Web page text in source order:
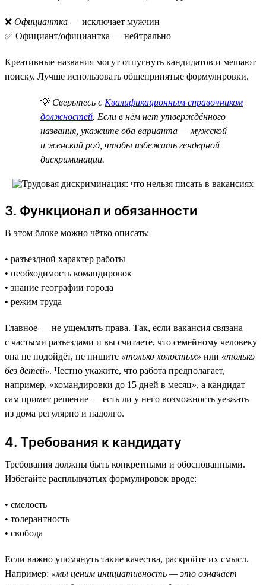
❌ Официантка — исключает мужчин
✅ Официант/официантка — нейтрально
Креативные названия могут отпугнуть кандидатов и мешают
поиску. Лучше использовать общепринятые формулировки.
💡 Сверьтесь с Квалификационным справочником
должностей. Если в нём нет утверждённого
названия, укажите оба варианта — мужской
и женский род, чтобы избежать гендерной
дискриминации.
3. Функционал и обязанности
В этом блоке можно чётко описать:
• разъездной характер работы
• необходимость командировок
• знание географии города
• режим труда
Главное — не ущемлять права. Так, если вакансия связана
с частыми разъездами и вы считаете, что семейному человеку
она не подойдёт, не пишите «только холостых» или «только
без детей». Честно укажите, что работа предполагает,
например, «командировки до 15 дней в месяц», а кандидат
сам примет решение — есть ли у него возможность уезжать
из дома регулярно и надолго.
4. Требования к кандидату
Требования должны быть конкретными и обоснованными.
Избегайте расплывчатых формулировок вроде:
• смелость
• толерантность
• свобода
Если важно упомянуть такие качества, раскройте их смысл.
Например: «мы ценим инициативность — это означает